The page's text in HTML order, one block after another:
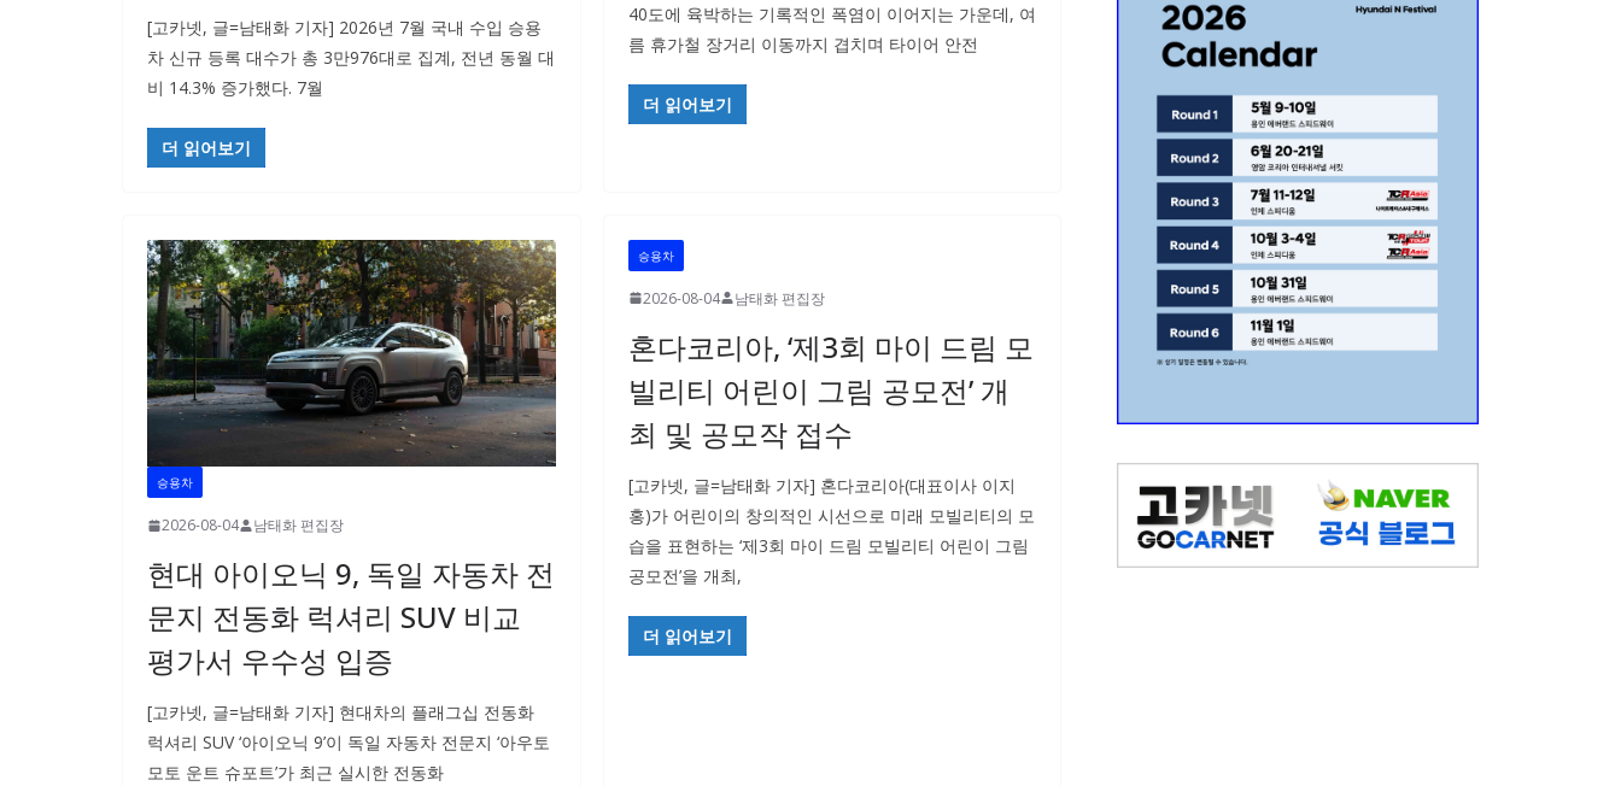
[고카넷, 글=남태화 기자] 2026년 7월 국내 수입 승용
차 신규 등록 대수가 총 3만976대로 집계, 전년 동월 대
비 14.3% 증가했다. 7월
더 읽어보기
40도에 육박하는 기록적인 폭염이 이어지는 가운데, 여
름 휴가철 장거리 이동까지 겹치며 타이어 안전
더 읽어보기
승용차
2026-08-04 남태화 편집장
현대 아이오닉 9, 독일 자동차 전
문지 전동화 럭셔리 SUV 비교
평가서 우수성 입증
[고카넷, 글=남태화 기자] 현대차의 플래그십 전동화
럭셔리 SUV ‘아이오닉 9’이 독일 자동차 전문지 ‘아우토
모토 운트 슈포트’가 최근 실시한 전동화
승용차
2026-08-04 남태화 편집장
혼다코리아, ‘제3회 마이 드림 모
빌리티 어린이 그림 공모전’ 개
최 및 공모작 접수
[고카넷, 글=남태화 기자] 혼다코리아(대표이사 이지
홍)가 어린이의 창의적인 시선으로 미래 모빌리티의 모
습을 표현하는 ‘제3회 마이 드림 모빌리티 어린이 그림
공모전’을 개최,
더 읽어보기